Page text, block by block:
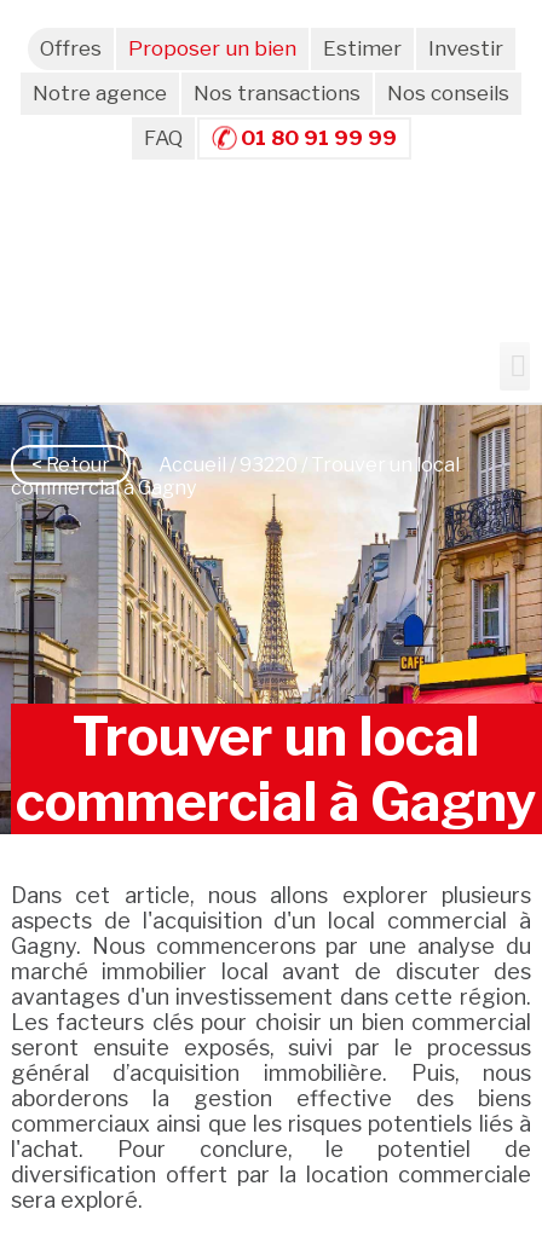
Offres Proposer un bien Estimer
Investir
Notre agence
Nos transactions
Nos conseils
FAQ
01 80 91 99 99
< Retour Accueil / 93220 / Trouver un local
commercial à Gagny
Trouver un local
commercial à Gagny
Dans cet article, nous allons explorer plusieurs
aspects de l'acquisition d'un local commercial à
Gagny. Nous commencerons par une analyse du
marché immobilier local avant de discuter des
avantages d'un investissement dans cette région.
Les facteurs clés pour choisir un bien commercial
seront ensuite exposés, suivi par le processus
général d’acquisition immobilière. Puis, nous
aborderons la gestion effective des biens
commerciaux ainsi que les risques potentiels liés à
l'achat. Pour conclure, le potentiel de
diversification offert par la location commerciale
sera exploré.